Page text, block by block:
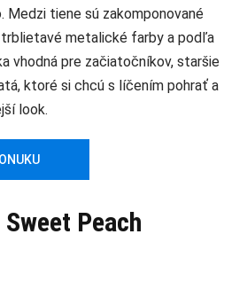
Medzi tiene sú zakomponované
metalické farby a podľa
vhodná pre začiatočníkov, staršie
ktoré si chcú s líčením pohrať a
look.
Sweet Peach